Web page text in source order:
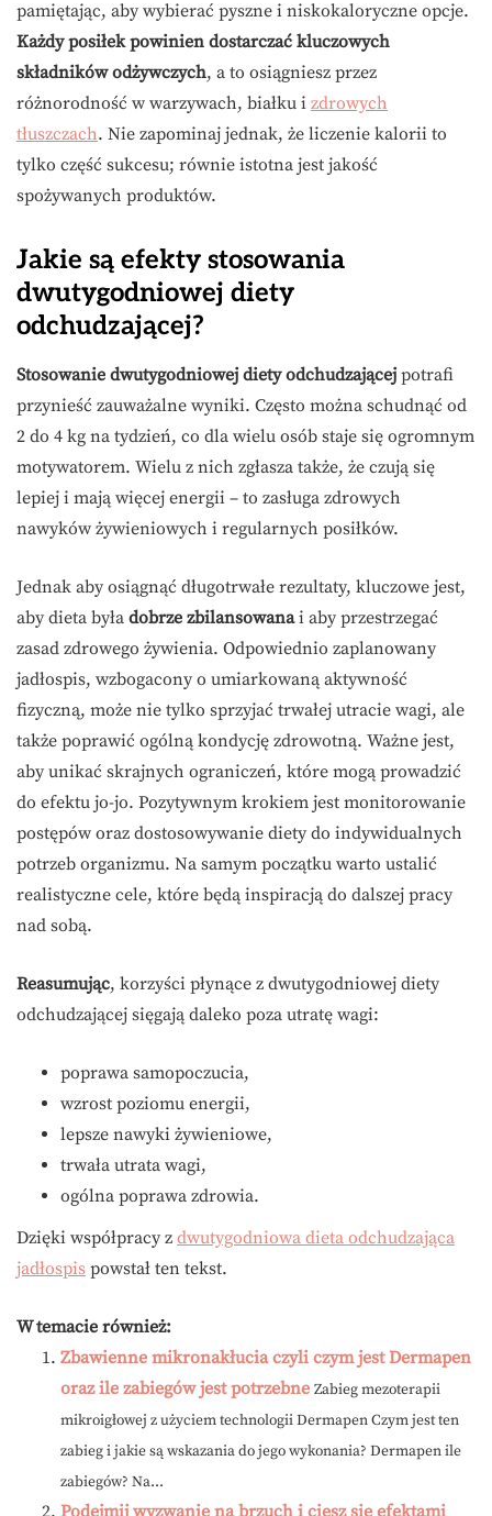
pamiętając, aby wybierać pyszne i niskokaloryczne opcje.
Każdy posiłek powinien dostarczać kluczowych
składników odżywczych, a to osiągniesz przez
różnorodność w warzywach, białku i zdrowych
tłuszczach. Nie zapominaj jednak, że liczenie kalorii to
tylko część sukcesu; równie istotna jest jakość
spożywanych produktów.
Jakie są efekty stosowania
dwutygodniowej diety
odchudzającej?
Stosowanie dwutygodniowej diety odchudzającej potrafi
przynieść zauważalne wyniki. Często można schudnąć od
2 do 4 kg na tydzień, co dla wielu osób staje się ogromnym
motywatorem. Wielu z nich zgłasza także, że czują się
lepiej i mają więcej energii – to zasługa zdrowych
nawyków żywieniowych i regularnych posiłków.
Jednak aby osiągnąć długotrwałe rezultaty, kluczowe jest,
aby dieta była dobrze zbilansowanai aby przestrzegać
zasad zdrowego żywienia. Odpowiednio zaplanowany
jadłospis, wzbogacony o umiarkowaną aktywność
fizyczną, może nie tylko sprzyjać trwałej utracie wagi, ale
także poprawić ogólną kondycję zdrowotną. Ważne jest,
aby unikać skrajnych ograniczeń, które mogą prowadzić
do efektu jo-jo. Pozytywnym krokiem jest monitorowanie
postępów oraz dostosowywanie diety do indywidualnych
potrzeb organizmu. Na samym początku warto ustalić
realistyczne cele, które będą inspiracją do dalszej pracy
nad sobą.
Reasumując, korzyści płynące z dwutygodniowej diety
odchudzającej sięgają daleko poza utratę wagi:
poprawa samopoczucia,
wzrost poziomu energii,
lepsze nawyki żywieniowe,
trwała utrata wagi,
ogólna poprawa zdrowia.
Dzięki współpracy z dwutygodniowa dieta odchudzająca
jadłospis powstał ten tekst.
W temacie również:
Zbawienne mikronakłucia czyli czym jest Dermapen
oraz ile zabiegów jest potrzebne Zabieg mezoterapii
mikroigłowej z użyciem technologii Dermapen Czym jest ten
zabieg i jakie są wskazania do jego wykonania? Dermapen ile
zabiegów? Na...